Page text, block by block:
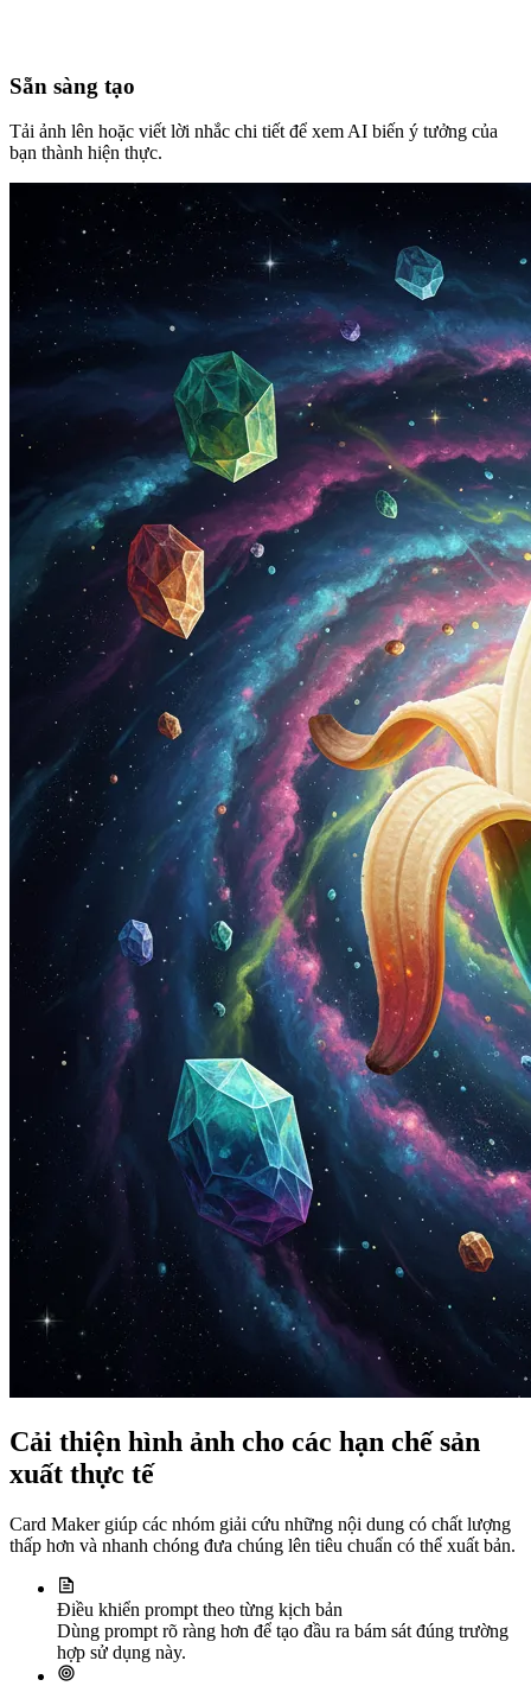
Sẵn sàng tạo
Tải ảnh lên hoặc viết lời nhắc chi tiết để xem AI biến ý tưởng của
bạn thành hiện thực.
Cải thiện hình ảnh cho các hạn chế sản
xuất thực tế
Card Maker giúp các nhóm giải cứu những nội dung có chất lượng
thấp hơn và nhanh chóng đưa chúng lên tiêu chuẩn có thể xuất bản.
Điều khiển prompt theo từng kịch bản
Dùng prompt rõ ràng hơn để tạo đầu ra bám sát đúng trường
hợp sử dụng này.